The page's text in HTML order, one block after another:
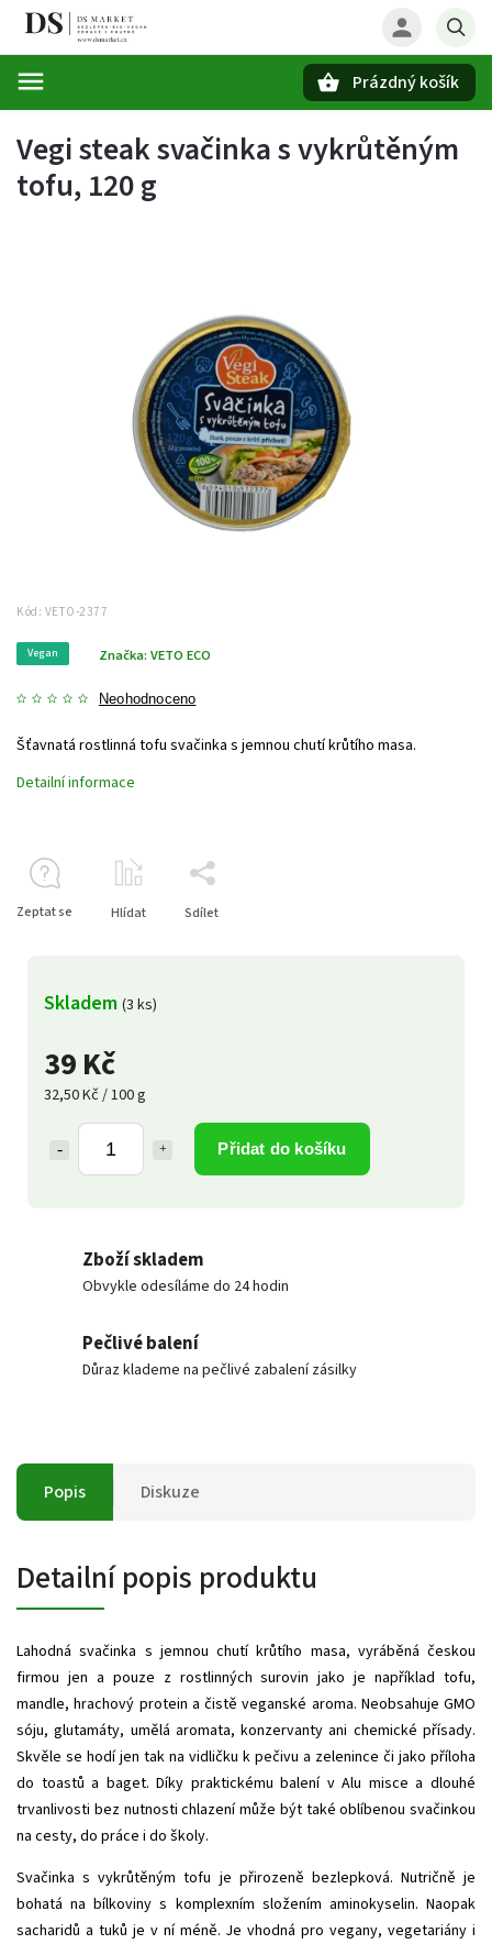
Prázdný košík
Vegi steak svačinka s vykrůtěným
tofu, 120 g
Kód: VETO-2377
Vegan
Neohodnoceno
Značka: VETO ECO
39 Kč
32,50 Kč / 100 g
Přidat do košíku
Skladem (3 ks)
Šťavnatá rostlinná tofu svačinka s jemnou chutí krůtího masa.
Detailní informace
Zeptat se Hlídat Sdílet
Zboží skladem
Obvykle odesíláme do 24 hodin
Pečlivé balení
Důraz klademe na pečlivé zabalení zásilky
Popis Diskuze
Detailní popis produktu
Lahodná svačinka s jemnou chutí krůtího masa, vyráběná českou
firmou jen a pouze z rostlinných surovin jako je například tofu,
mandle, hrachový protein a čistě veganské aroma. Neobsahuje GMO
sóju, glutamáty, umělá aromata, konzervanty ani chemické přísady.
Skvěle se hodí jen tak na vidličku k pečivu a zelenince či jako příloha
do toastů a baget. Díky praktickému balení v Alu misce a dlouhé
trvanlivosti bez nutnosti chlazení může být také oblíbenou svačinkou
na cesty, do práce i do školy.
Svačinka s vykrůtěným tofu je přirozeně bezlepková. Nutričně je
bohatá na bílkoviny s komplexním složením aminokyselin. Naopak
sacharidů a tuků je v ní méně. Je vhodná pro vegany, vegetariány i